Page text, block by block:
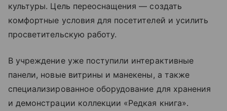
культуры. Цель переоснащения — создать
комфортные условия для посетителей и усилить
просветительскую работу.
В учреждение уже поступили интерактивные
панели, новые витрины и манекены, а также
специализированное оборудование для хранения
и демонстрации коллекции «Редкая книга».